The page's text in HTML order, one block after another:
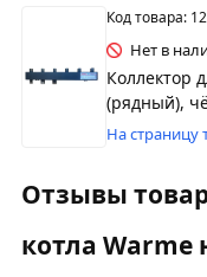
Код товара:
Нет в
Коллектор
(рядный),
На страницу
Отзывы
котла Warme